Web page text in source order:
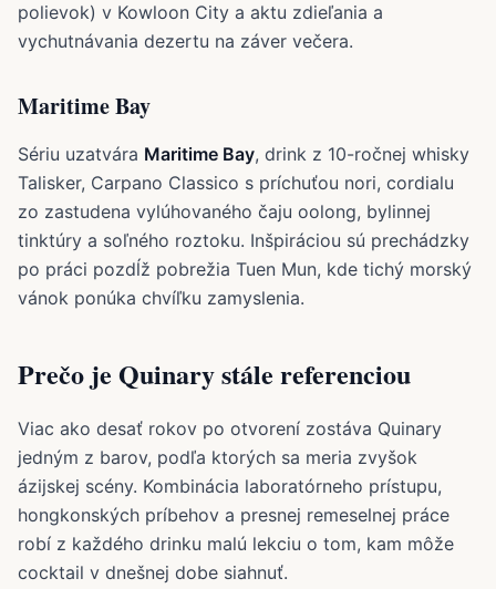
polievok) v Kowloon City a aktu zdieľania a
vychutnávania dezertu na záver večera.
Maritime Bay
Sériu uzatvára Maritime Bay, drink z 10-ročnej whisky
Talisker, Carpano Classico s príchuťou nori, cordialu
zo zastudena vylúhovaného čaju oolong, bylinnej
tinktúry a soľného roztoku. Inšpiráciou sú prechádzky
po práci pozdĺž pobrežia Tuen Mun, kde tichý morský
vánok ponúka chvíľku zamyslenia.
Prečo je Quinary stále referenciou
Viac ako desať rokov po otvorení zostáva Quinary
jedným z barov, podľa ktorých sa meria zvyšok
ázijskej scény. Kombinácia laboratórneho prístupu,
hongkonských príbehov a presnej remeselnej práce
robí z každého drinku malú lekciu o tom, kam môže
cocktail v dnešnej dobe siahnuť.